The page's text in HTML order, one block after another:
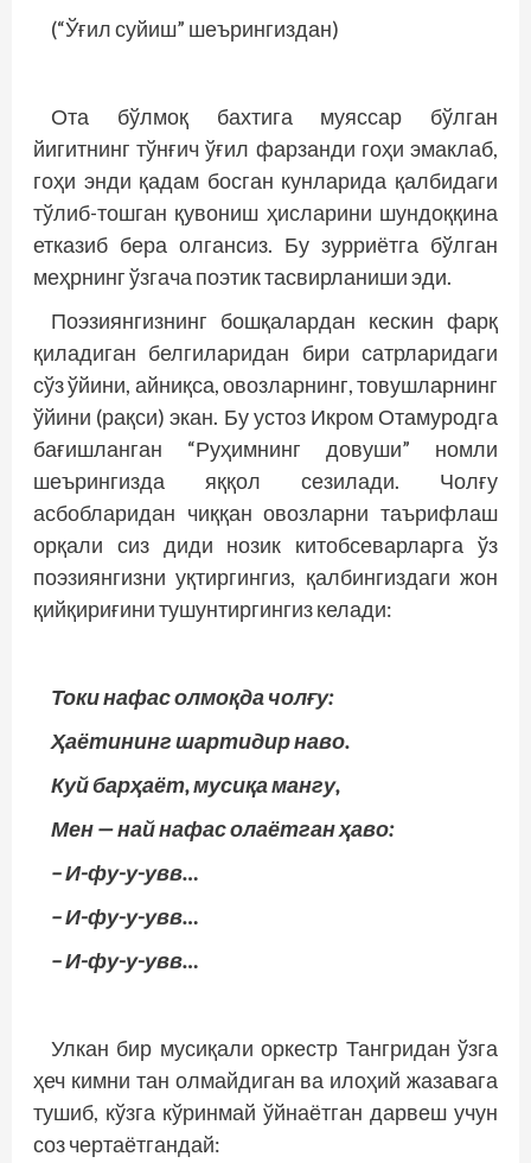
(“Ўғил суйиш” шеърингиздан)
Ота бўлмоқ бахтига муяссар бўлган
йигитнинг тўнғич ўғил фарзанди гоҳи эмаклаб,
гоҳи энди қадам босган кунларида қалбидаги
тўлиб-тошган қувониш ҳисларини шундоққина
етказиб бера олгансиз. Бу зурриётга бўлган
меҳрнинг ўзгача поэтик тасвирланиши эди.
Поэзиянгизнинг бошқалардан кескин фарқ
қиладиган белгиларидан бири сатрларидаги
сўз ўйини, айниқса, овозларнинг, товушларнинг
ўйини (рақси) экан. Бу устоз Икром Отамуродга
бағишланган “Руҳимнинг довуши” номли
шеърингизда яққол сезилади. Чолғу
асбобларидан чиққан овозларни таърифлаш
орқали сиз диди нозик китобсеварларга ўз
поэзиянгизни уқтиргингиз, қалбингиздаги жон
қийқириғини тушунтиргингиз келади:
Токи нафас олмоқда чолғу:
Ҳаётининг шартидир наво.
Куй барҳаёт, мусиқа мангу,
Мен — най нафас олаётган ҳаво:
– И-фу-у-увв…
– И-фу-у-увв…
– И-фу-у-увв…
Улкан бир мусиқали оркестр Тангридан ўзга
ҳеч кимни тан олмайдиган ва илоҳий жазавага
тушиб, кўзга кўринмай ўйнаётган дарвеш учун
соз чертаётгандай: